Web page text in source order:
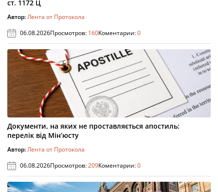
ст. 1172 Ц
Автор:Лента от Протокола
06.08.2026Просмотров: 160Коментарии:0
Документи, на яких не проставляється апостиль:
перелік від Мін’юсту
Автор:Лента от Протокола
06.08.2026Просмотров:209Коментарии:0